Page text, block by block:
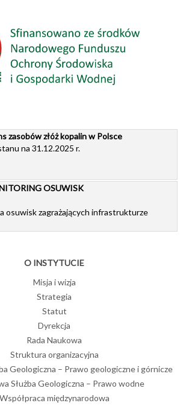
zasobów złóż kopalin w Polsce
na 31.12.2025 r.
OSUWISK
osuwisk zagrażających infrastrukturze
O INSTYTUCIE
Misja i wizja
Strategia
Statut
Dyrekcja
Rada Naukowa
Struktura organizacyjna
Geologiczna – Prawo geologiczne i górnicze
Służba Geologiczna – Prawo wodne
Współpraca międzynarodowa